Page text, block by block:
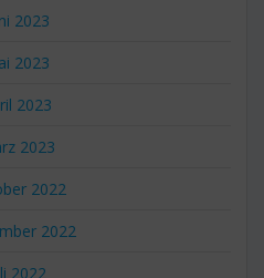
2023
2023
2023
2023
2022
2022
2022